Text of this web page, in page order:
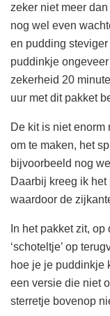
zeker niet meer
nog wel even
en pudding
puddinkje
zekerheid 20
uur met dit pakket
De kit is niet
om te maken, het
bijvoorbeeld nog
Daarbij kreeg ik
waardoor de
In het pakket zit,
‘schoteltje’ op
hoe je je puddinkje
een versie die niet
sterretje bovenop